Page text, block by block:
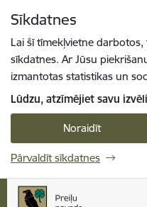
Sīkdatnes
Lai šī tīmekļvietne
sīkdatnes. Ar Jūsu
izmantotas statistikas un
Lūdzu, atzīmējiet savu
Noraidīt
Pārvaldīt sīkdatnes